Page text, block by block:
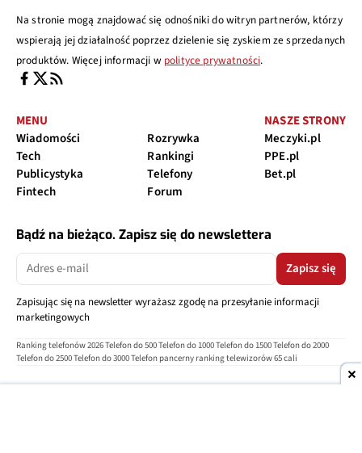
Na stronie mogą znajdować się odnośniki do witryn partnerów, którzy
wspierają jej działalność poprzez dzielenie się zyskiem ze sprzedanych
produktów. Więcej informacji w polityce prywatności.
MENU
Wiadomości
Tech
Publicystyka
Fintech
Rozrywka
Rankingi
Telefony
Forum
NASZE STRONY
Meczyki.pl
PPE.pl
Bet.pl
Bądź na bieżąco. Zapisz się do newslettera
Zapisz się
Zapisując się na newsletter wyrażasz zgodę na przesyłanie informacji
marketingowych
Ranking telefonów 2026Telefon do 500Telefon do 1000Telefon do 1500Telefon do 2000
Telefon do 2500Telefon do 3000Telefon pancerny ranking telewizorów 65 cali